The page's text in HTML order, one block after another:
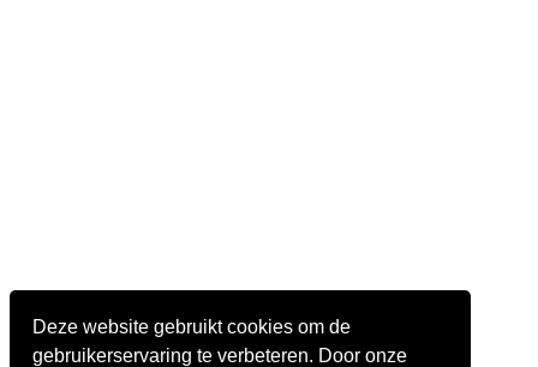
Deze website gebruikt cookies om de
gebruikerservaring te verbeteren. Door onze